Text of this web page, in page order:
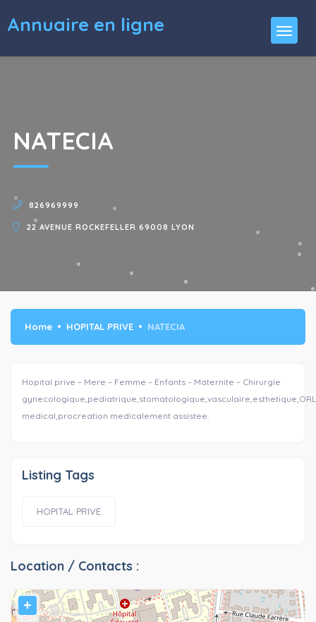
Annuaire en ligne
NATECIA
826969999
22 AVENUE ROCKEFELLER 69008 LYON
Home HOPITAL PRIVE NATECIA
Hopital prive – Mere – Femme – Enfants – Maternite – Chirurgie
medical,procreation medicalement assistee.
Listing Tags
HOPITAL PRIVE
Location / Contacts :
+